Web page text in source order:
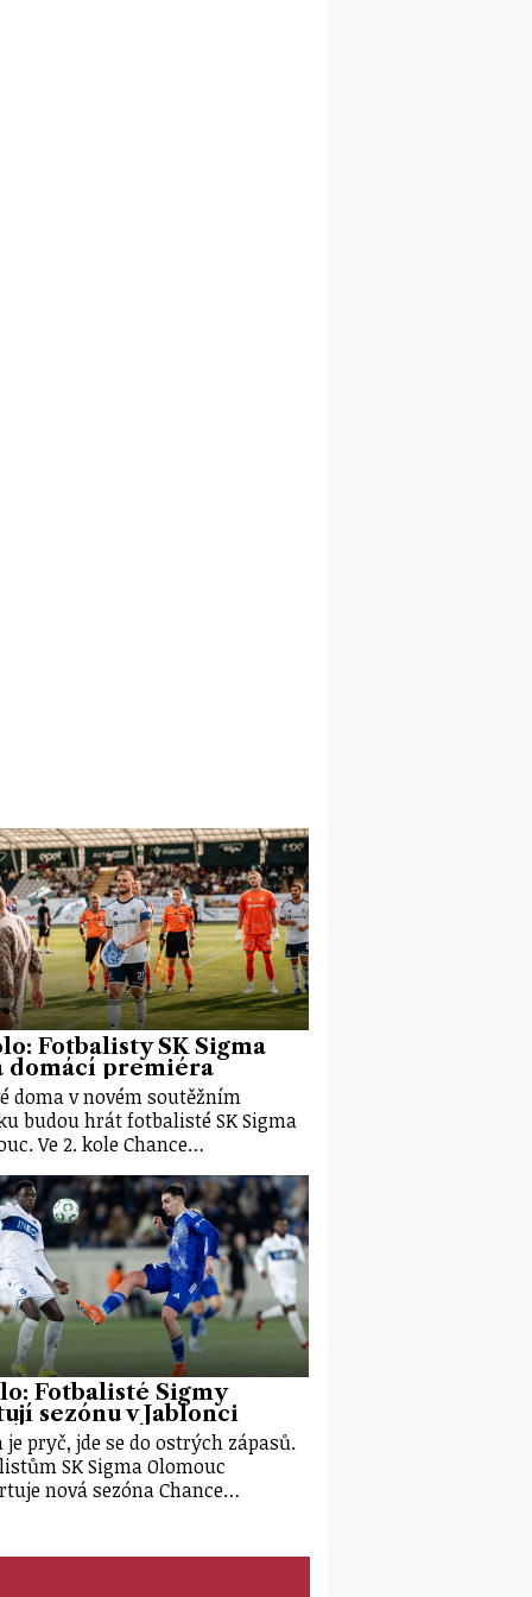
Fotbalisty SK Sigma
domácí premiéra
doma v novém soutěžním
budou hrát fotbalisté SK Sigma
Ve 2. kole Chance…
Fotbalisté Sigmy
sezónu v Jablonci
je pryč, jde se do ostrých zápasů.
SK Sigma Olomouc
nová sezóna Chance…